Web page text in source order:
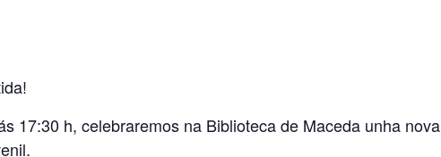
17:30 h, celebraremos na Biblioteca de Maceda unha nova